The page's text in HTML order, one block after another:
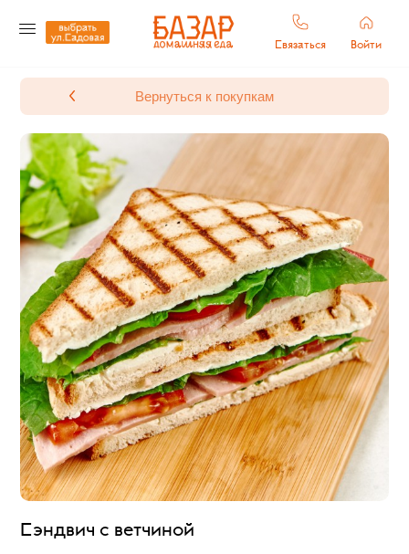
Связаться Войти
Вернуться к покупкам
Сэндвич с ветчиной